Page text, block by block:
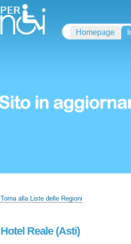
Homepage
Torna alla Liste delle Regioni
Hotel Reale (Asti)